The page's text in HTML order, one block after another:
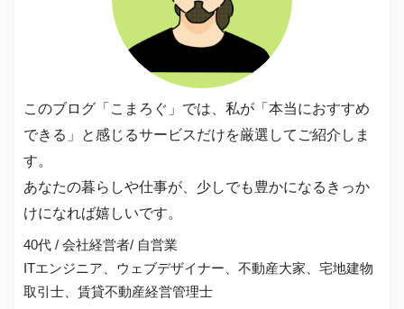
このブログ「こまろぐ」では、私が「本当におすすめ
できる」と感じるサービスだけを厳選してご紹介しま
す。
あなたの暮らしや仕事が、少しでも豊かになるきっか
けになれば嬉しいです。
40代 / 会社経営者/ 自営業
ITエンジニア、ウェブデザイナー、不動産大家、宅地建物
取引士、賃貸不動産経営管理士